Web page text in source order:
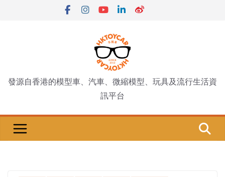
發源自香港的模型車、汽車、微縮模型、玩具及流行生活資
訊平台